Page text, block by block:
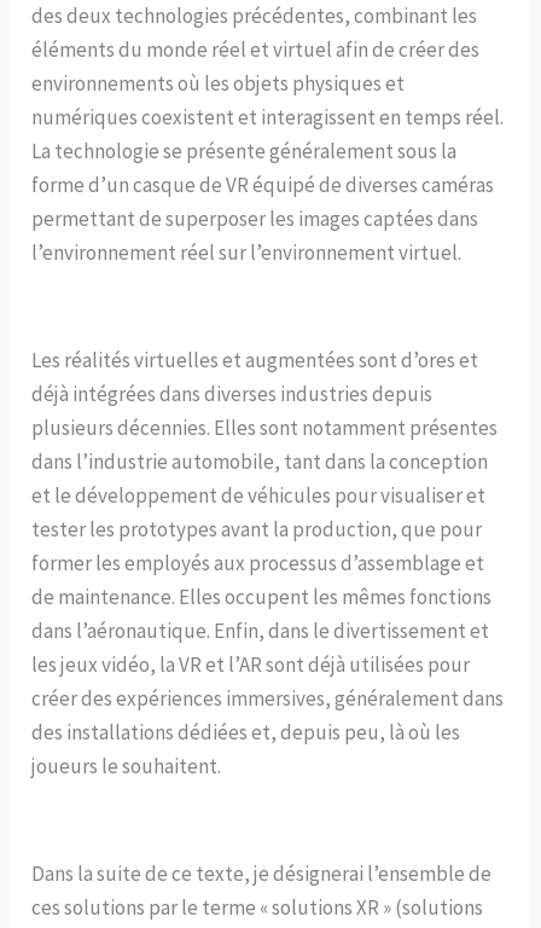
des deux technologies précédentes, combinant les
éléments du monde réel et virtuel afin de créer des
environnements où les objets physiques et
numériques coexistent et interagissent en temps réel.
La technologie se présente généralement sous la
forme d’un casque de VR équipé de diverses caméras
permettant de superposer les images captées dans
l’environnement réel sur l’environnement virtuel.
Les réalités virtuelles et augmentées sont d’ores et
déjà intégrées dans diverses industries depuis
plusieurs décennies. Elles sont notamment présentes
dans l’industrie automobile, tant dans la conception
et le développement de véhicules pour visualiser et
tester les prototypes avant la production, que pour
former les employés aux processus d’assemblage et
de maintenance. Elles occupent les mêmes fonctions
dans l’aéronautique. Enfin, dans le divertissement et
les jeux vidéo, la VR et l’AR sont déjà utilisées pour
créer des expériences immersives, généralement dans
des installations dédiées et, depuis peu, là où les
joueurs le souhaitent.
Dans la suite de ce texte, je désignerai l’ensemble de
ces solutions par le terme « solutions XR » (solutions